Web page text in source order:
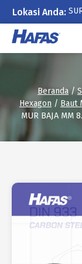
Lokasi Anda:
Lewati
konten
Beranda/
Hexagon / Baut
MUR BAJA MM